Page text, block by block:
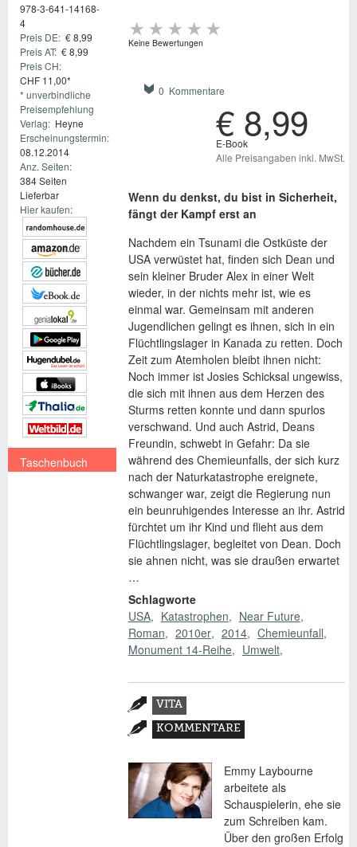
978-3-641-14168-
4
Preis DE: € 8,99
Preis AT: € 8,99
Preis CH:
CHF 11,00*
* unverbindliche
Preisempfehlung
Verlag: Heyne
Erscheinungstermin:
08.12.2014
Anz. Seiten:
384 Seiten
Lieferbar
Hier kaufen:
Taschenbuch
Keine Bewertungen
0 Kommentare
€ 8,99
E-Book
Alle Preisangaben inkl. MwSt.
Wenn du denkst, du bist in Sicherheit,
fängt der Kampf erst an
Nachdem ein Tsunami die Ostküste der
USA verwüstet hat, finden sich Dean und
sein kleiner Bruder Alex in einer Welt
wieder, in der nichts mehr ist, wie es
einmal war. Gemeinsam mit anderen
Jugendlichen gelingt es ihnen, sich in ein
Flüchtlingslager in Kanada zu retten. Doch
Zeit zum Atemholen bleibt ihnen nicht:
Noch immer ist Josies Schicksal ungewiss,
die sich mit ihnen aus dem Herzen des
Sturms retten konnte und dann spurlos
verschwand. Und auch Astrid, Deans
Freundin, schwebt in Gefahr: Da sie
während des Chemieunfalls, der sich kurz
nach der Naturkatastrophe ereignete,
schwanger war, zeigt die Regierung nun
ein beunruhigendes Interesse an ihr. Astrid
fürchtet um ihr Kind und flieht aus dem
Flüchtlingslager, begleitet von Dean. Doch
sie ahnen nicht, was sie draußen erwartet
…
Schlagworte
USA
Katastrophen
Near Future
Roman
2010er 2014
Chemieunfall
Monument 14-Reihe
Umwelt
Zusatzmaterial
VITA
(AKTIVER
REITER)
KOMMENTARE
Emmy Laybourne
arbeitete als
Schauspielerin, ehe sie
zum Schreiben kam.
Über den großen Erfolg